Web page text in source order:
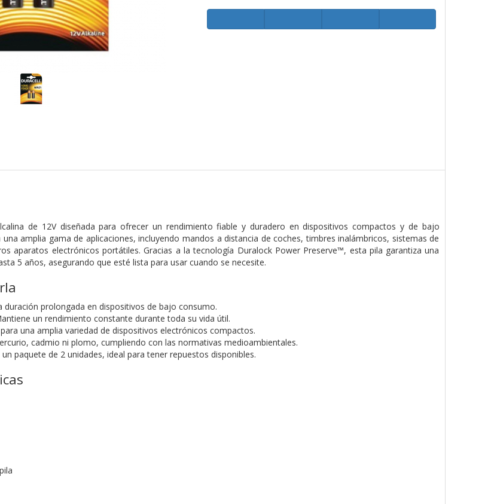
de 12V diseñada para ofrecer un rendimiento fiable y duradero en dispositivos compactos y de bajo
amplia gama de aplicaciones, incluyendo mandos a distancia de coches, timbres inalámbricos, sistemas de
aparatos electrónicos portátiles. Gracias a la tecnología Duralock Power Preserve™, esta pila garantiza una
5 años, asegurando que esté lista para usar cuando se necesite.
duración prolongada en dispositivos de bajo consumo.
un rendimiento constante durante toda su vida útil.
una amplia variedad de dispositivos electrónicos compactos.
cadmio ni plomo, cumpliendo con las normativas medioambientales.
paquete de 2 unidades, ideal para tener repuestos disponibles.